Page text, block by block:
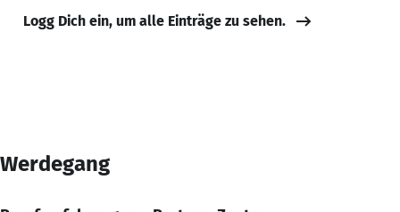
Logg Dich ein, um alle Einträge zu sehen.
Werdegang